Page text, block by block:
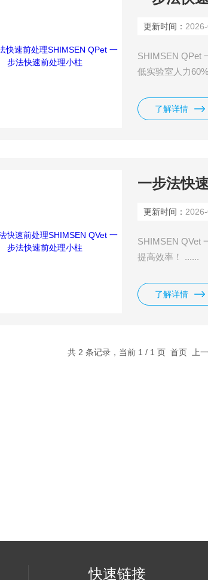
更新时间：
SHIMSEN QPet
低实验室人力
了解详情
更新时间：
SHIMSEN QVet
提高效率！ ......
了解详情
共 2 条记录，当前 1 / 1 页 首页 上
快速链接